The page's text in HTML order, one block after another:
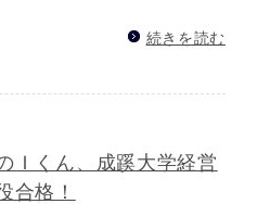
続きを読む
Ｉくん、成蹊大学経営
合格！